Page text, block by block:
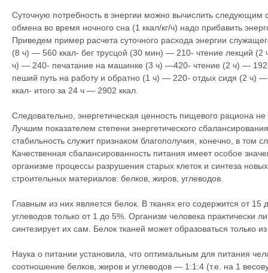
Суточную потребность в энергии можно вычислить следующим
обмена во время ночного сна (1 ккал/кг/ч) надо прибавить
Приведем пример расчета суточного расхода энергии
(8 ч) — 560 ккал- бег трусцой (30 мин) — 210- чтение лекций
ч) — 240- печатание на машинке (3 ч) —420- чтение (2 ч) —
пеший путь на работу и обратно (1 ч) — 220- отдых сидя (2
ккал- итого за 24 ч — 2902 ккал.
Следовательно, энергетическая ценность пищевого рациона
Лучшим показателем степени энергетического
стабильность служит признаком благополучия, конечно, в том
Качественная сбалансированность питания имеет особое
организме процессы разрушения старых клеток и синтеза
строительных материалов: белков, жиров, углеводов.
Главным из них является белок. В тканях его содержится от 15
углеводов только от 1 до 5%. Организм человека практически
синтезирует их сам. Белок тканей может образоваться только
Наука о питании установила, что оптимальным для питания
соотношение белков, жиров и углеводов — 1:1:4 (т.е. на 1